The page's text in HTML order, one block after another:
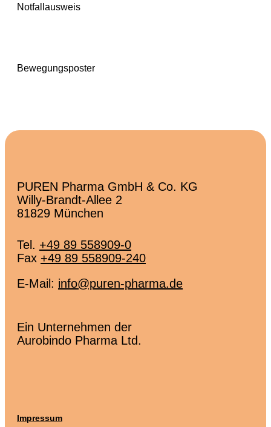
Notfallausweis
Bewegungsposter
PUREN Pharma GmbH & Co. KG
Willy-Brandt-Allee 2
81829 München
Tel. +49 89 558909-0
Fax +49 89 558909-240
E-Mail: info@puren-pharma.de
Ein Unternehmen der
Aurobindo Pharma Ltd.
Impressum